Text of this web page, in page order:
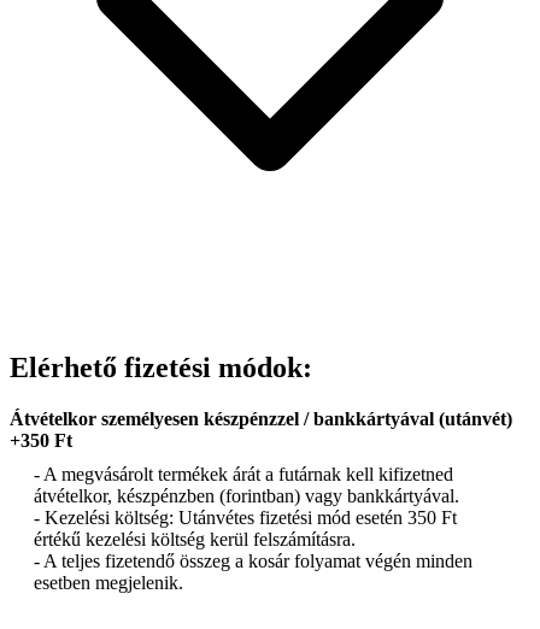
Elérhető fizetési módok:
Átvételkor személyesen készpénzzel / bankkártyával (utánvét)
+350 Ft
- A megvásárolt termékek árát a futárnak kell kifizetned
átvételkor, készpénzben (forintban) vagy bankkártyával.
- Kezelési költség: Utánvétes fizetési mód esetén 350 Ft
értékű kezelési költség kerül felszámításra.
- A teljes fizetendő összeg a kosár folyamat végén minden
esetben megjelenik.